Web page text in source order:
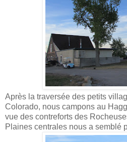
Après la traversée des petits
Colorado, nous campons au
vue des contreforts des
Plaines centrales nous a semblé